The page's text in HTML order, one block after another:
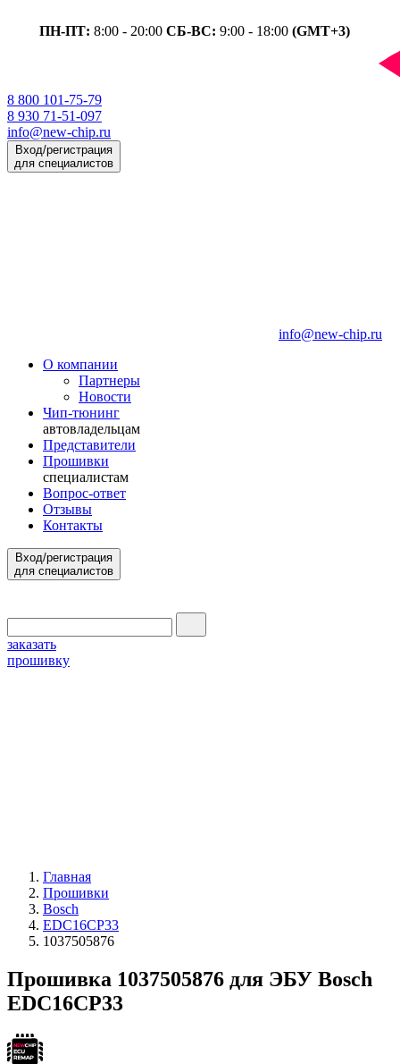
ПН-ПТ: 8:00 - 20:00 СБ-ВС: 9:00 - 18:00 (GMT+3)
8 800 101-75-79
8 930 71-51-097
info@new-chip.ru
Вход/регистрация
для специалистов
info@new-chip.ru
О компании
Партнеры
Новости
Чип-тюнинг
автовладельцам
Представители
Прошивки
специалистам
Вопрос-ответ
Отзывы
Контакты
Вход/регистрация
для специалистов
заказать
прошивку
Главная
Прошивки
Bosch
EDC16CP33
1037505876
Прошивка 1037505876 для ЭБУ Bosch
EDC16CP33